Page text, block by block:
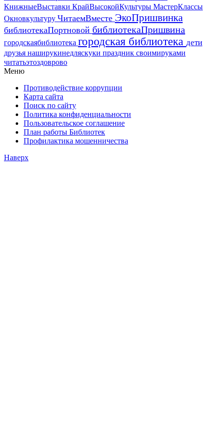
КнижныеВыставки КрайВысокойКультуры МастерКлассы
Окновкультуру ЧитаемВместе ЭкоПришвинка
библиотекаПортновой библиотекаПришвина
городскаябиблиотека городская библиотека дети
друзья наширукинедляскуки праздник своимируками
читатьэтоздоврово
Меню
Противодействие коррупции
Карта сайта
Поиск по сайту
Политика конфиденциальности
Пользовательское соглашение
План работы Библиотек
Профилактика мошенничества
Наверх